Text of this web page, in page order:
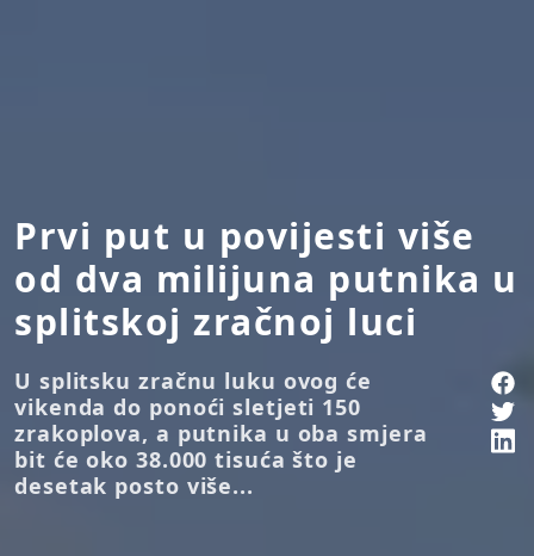
Prvi put u povijesti više
od dva milijuna putnika u
splitskoj zračnoj luci
U splitsku zračnu luku ovog će
vikenda do ponoći sletjeti 150
zrakoplova, a putnika u oba smjera
bit će oko 38.000 tisuća što je
desetak posto više...